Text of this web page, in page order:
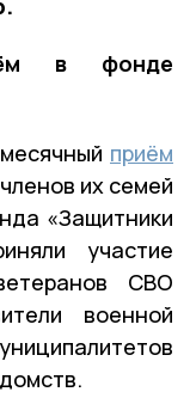
в фонде
приём
их семей
«Защитники
участие
СВО
военной